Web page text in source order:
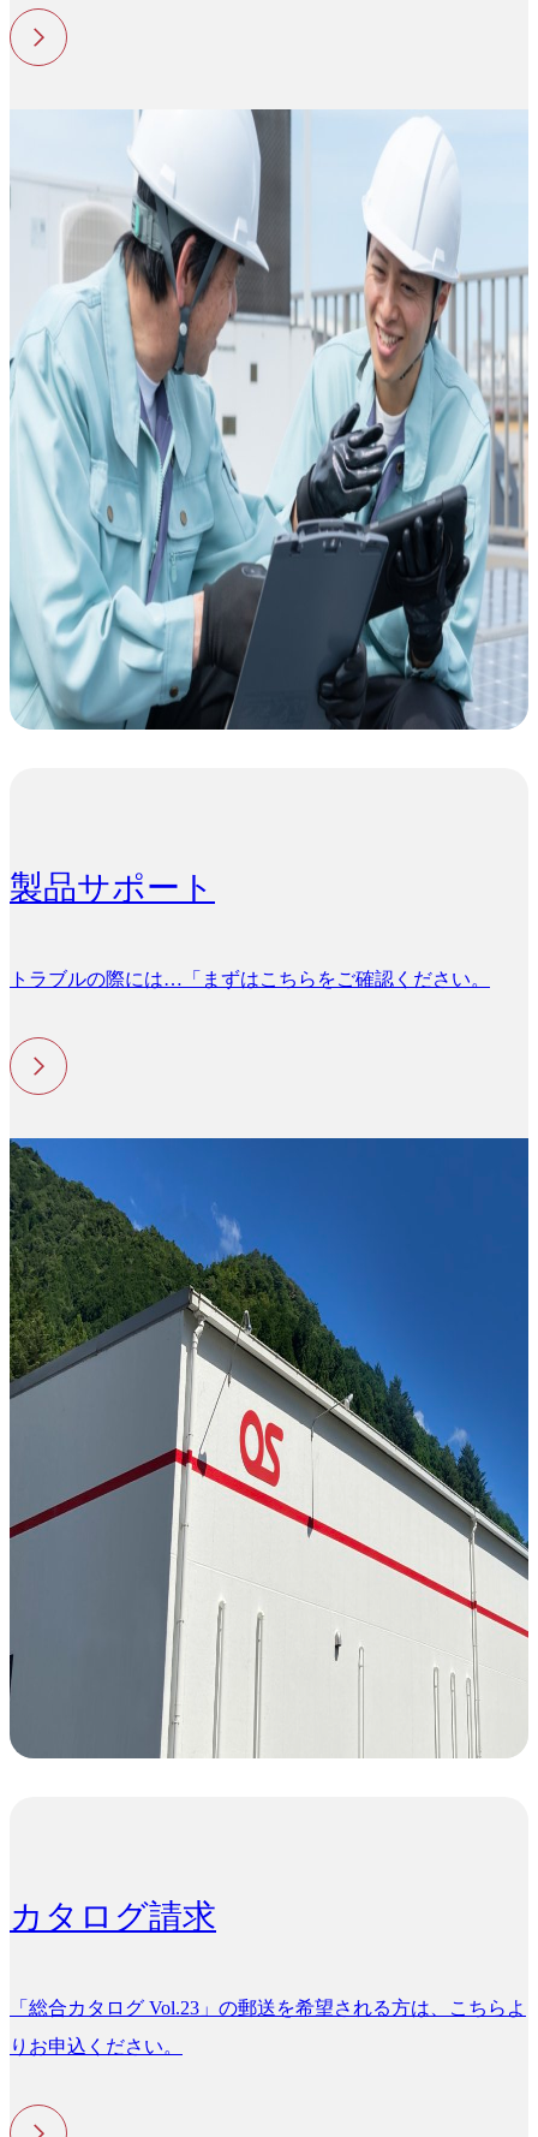
製品サポート
トラブルの際には…「まずはこちらをご確認ください。
カタログ請求
「総合カタログ Vol.23」の郵送を希望される方は、こちらよ
りお申込ください。